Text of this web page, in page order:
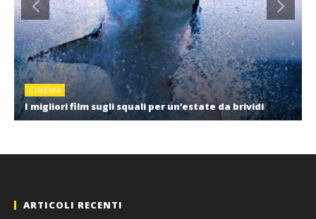
CINEMA
I migliori film sugli squali per un’estate da brividi
ARTICOLI RECENTI